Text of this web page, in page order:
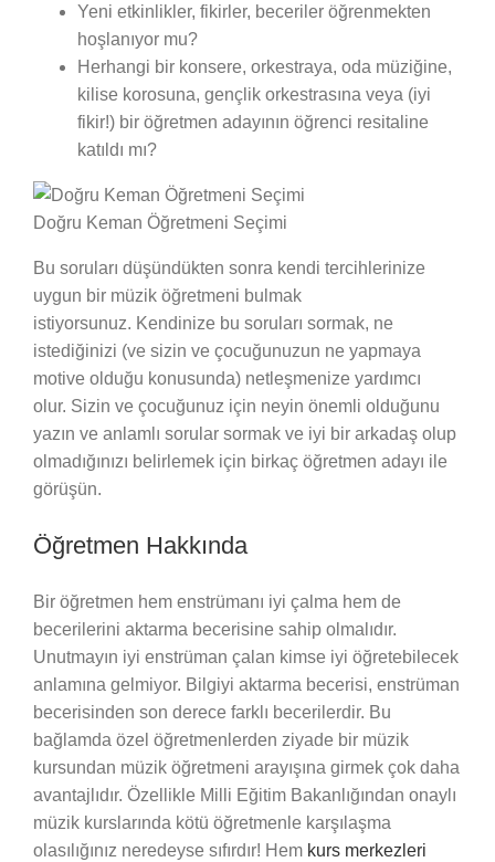
Yeni etkinlikler, fikirler, beceriler öğrenmekten
hoşlanıyor mu?
Herhangi bir konsere, orkestraya, oda müziğine,
kilise korosuna, gençlik orkestrasına veya (iyi
fikir!) bir öğretmen adayının öğrenci resitaline
katıldı mı?
Doğru Keman Öğretmeni Seçimi
Bu soruları düşündükten sonra kendi tercihlerinize
uygun bir müzik öğretmeni bulmak
istiyorsunuz. Kendinize bu soruları sormak, ne
istediğinizi (ve sizin ve çocuğunuzun ne yapmaya
motive olduğu konusunda) netleşmenize yardımcı
olur. Sizin ve çocuğunuz için neyin önemli olduğunu
yazın ve anlamlı sorular sormak ve iyi bir arkadaş olup
olmadığınızı belirlemek için birkaç öğretmen adayı ile
görüşün.
Öğretmen Hakkında
Bir öğretmen hem enstrümanı iyi çalma hem de
becerilerini aktarma becerisine sahip olmalıdır.
Unutmayın iyi enstrüman çalan kimse iyi öğretebilecek
anlamına gelmiyor. Bilgiyi aktarma becerisi, enstrüman
becerisinden son derece farklı becerilerdir. Bu
bağlamda özel öğretmenlerden ziyade bir müzik
kursundan müzik öğretmeni arayışına girmek çok daha
avantajlıdır. Özellikle Milli Eğitim Bakanlığından onaylı
müzik kurslarında kötü öğretmenle karşılaşma
olasılığınız neredeyse sıfırdır! Hem kurs merkezleri